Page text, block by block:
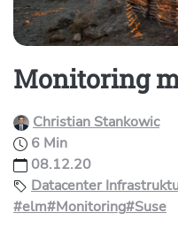
Monitoring
Christian Stankowic
6 Min
08.12.20
Datacenter
#elm#Monitoring#Suse